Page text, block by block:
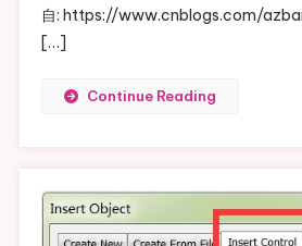
自: https://www.cnblogs.com/
[…]
Continue Reading